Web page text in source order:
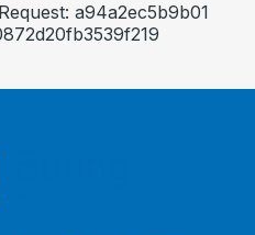
a94a2ec5b9b01